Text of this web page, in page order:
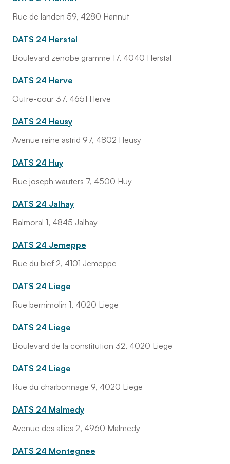
Rue de landen 59, 4280 Hannut
DATS 24 Herstal
Boulevard zenobe gramme 17, 4040 Herstal
DATS 24 Herve
Outre-cour 37, 4651 Herve
DATS 24 Heusy
Avenue reine astrid 97, 4802 Heusy
DATS 24 Huy
Rue joseph wauters 7, 4500 Huy
DATS 24 Jalhay
Balmoral 1, 4845 Jalhay
DATS 24 Jemeppe
Rue du bief 2, 4101 Jemeppe
DATS 24 Liege
Rue bernimolin 1, 4020 Liege
DATS 24 Liege
Boulevard de la constitution 32, 4020 Liege
DATS 24 Liege
Rue du charbonnage 9, 4020 Liege
DATS 24 Malmedy
Avenue des allies 2, 4960 Malmedy
DATS 24 Montegnee